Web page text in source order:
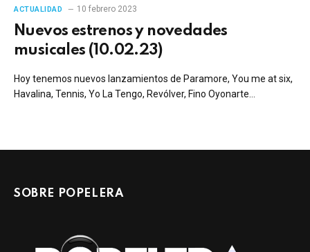
ACTUALIDAD 10 febrero 2023
Nuevos estrenos y novedades
musicales (10.02.23)
Hoy tenemos nuevos lanzamientos de Paramore, You me at six,
Havalina, Tennis, Yo La Tengo, Revólver, Fino Oyonarte…
SOBRE POPELERA